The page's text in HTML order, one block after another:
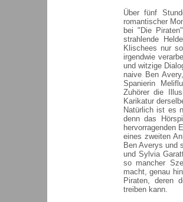
Über fünf
romantischer
bei "Die
strahlende
Klischees nur
irgendwie
und witzige
naive Ben
Spanierin
Zuhörer die
Karikatur
Natürlich ist es
denn das
hervorragenden
eines zweiten
Ben Averys und
und Sylvia
so mancher
macht, genau
Piraten, deren
treiben kann.